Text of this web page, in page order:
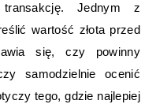
Jednym z
wartość złota przed
się, czy powinny
samodzielnie ocenić
tego, gdzie najlepiej